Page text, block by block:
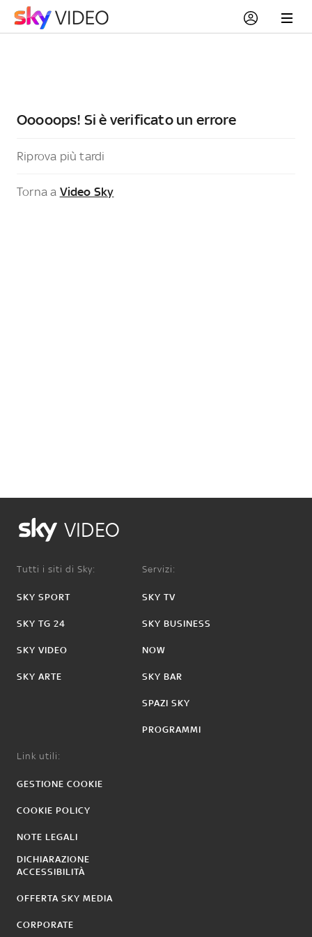
Ooooops! Si è verificato un errore
Riprova più tardi
Torna a Video Sky
VIDEO
Tutti i siti di Sky:
SKY SPORT
SKY TG 24
SKY VIDEO
SKY ARTE
Servizi:
SKY TV
SKY BUSINESS
NOW
SKY BAR
SPAZI SKY
PROGRAMMI
Link utili:
GESTIONE COOKIE
COOKIE POLICY
NOTE LEGALI
DICHIARAZIONE
ACCESSIBILITÀ
OFFERTA SKY MEDIA
CORPORATE